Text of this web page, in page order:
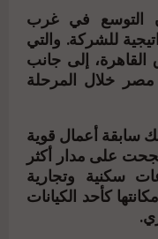
التوسع في غرب
للشركة. والتي
إلى جانب
خلال المرحلة
سابقة أعمال قوية
على مدار أكثر
سكنية وتجارية
كأحد الكيانات